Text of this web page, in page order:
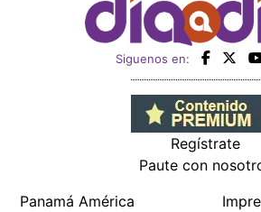
Siguenos en:
Regístrate
Paute con
Panamá América